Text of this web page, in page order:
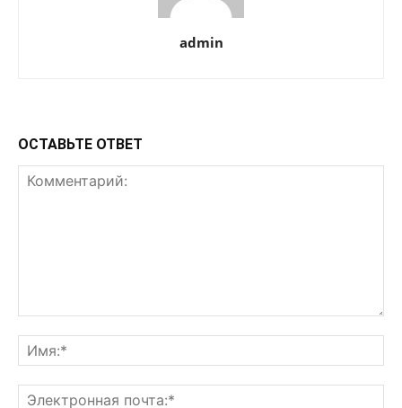
admin
ОСТАВЬТЕ ОТВЕТ